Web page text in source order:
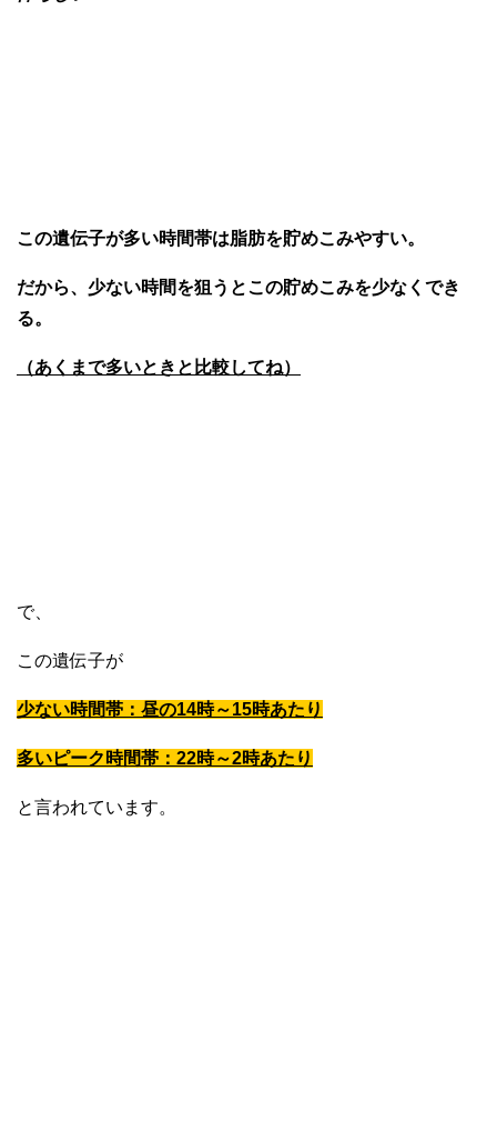
この遺伝子が多い時間帯は脂肪を貯めこみやすい。
だから、少ない時間を狙うとこの貯めこみを少なくでき
る。
（あくまで多いときと比較してね）
で、
この遺伝子が
少ない時間帯：昼の14時～15時あたり
多いピーク時間帯：22時～2時あたり
と言われています。